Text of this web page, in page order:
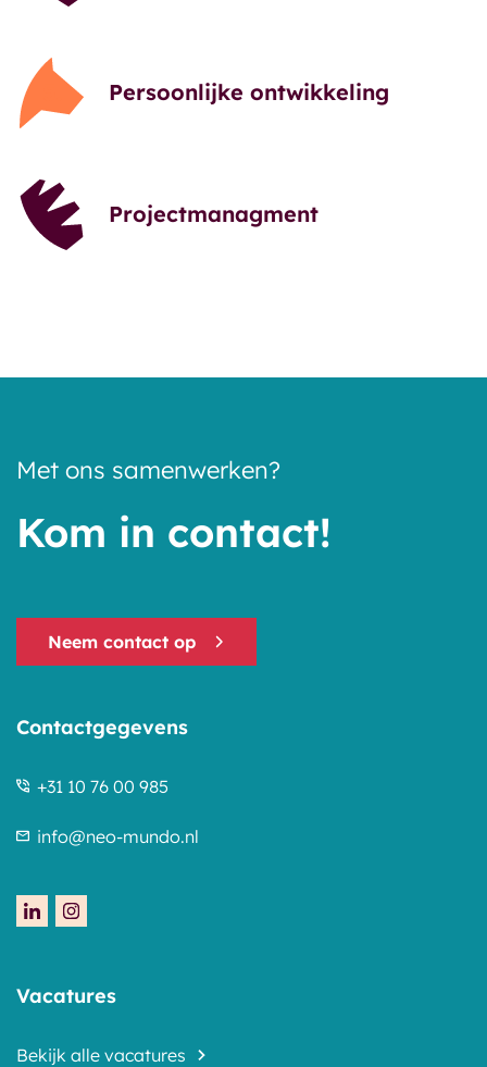
Persoonlijke ontwikkeling
Projectmanagment
Met ons samenwerken?
Kom in contact!
Neem contact op
Contactgegevens
+31 10 76 00 985
info@neo-mundo.nl
Vacatures
Bekijk alle vacatures